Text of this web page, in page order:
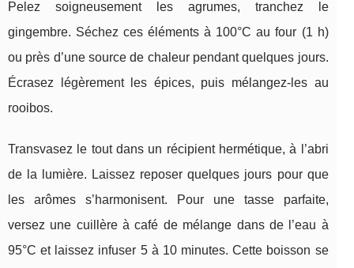
Pelez soigneusement les agrumes, tranchez le
gingembre. Séchez ces éléments à 100°C au four (1 h)
ou près d’une source de chaleur pendant quelques jours.
Écrasez légèrement les épices, puis mélangez-les au
rooibos.
Transvasez le tout dans un récipient hermétique, à l’abri
de la lumière. Laissez reposer quelques jours pour que
les arômes s’harmonisent. Pour une tasse parfaite,
versez une cuillère à café de mélange dans de l’eau à
95°C et laissez infuser 5 à 10 minutes. Cette boisson se